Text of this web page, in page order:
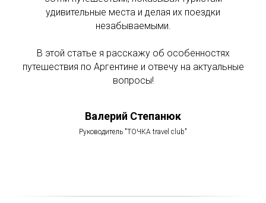
удивительные места и делая их поездки
незабываемыми.
В этой статье я расскажу об особенностях
путешествия по Аргентине и отвечу на актуальные
вопросы!
Валерий Степанюк
Руководитель "ТОЧКА travel club"